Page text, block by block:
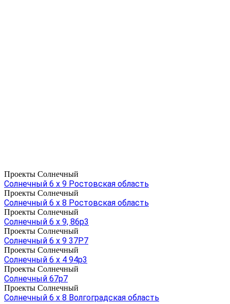
Проекты Солнечный
Солнечный 6 х 9 Ростовская область
Проекты Солнечный
Солнечный 6 х 8 Ростовская область
Проекты Солнечный
Солнечный 6 х 9, 86р3
Проекты Солнечный
Солнечный 6 х 9 37Р7
Проекты Солнечный
Солнечный 6 х 4 94р3
Проекты Солнечный
Солнечный 67р7
Проекты Солнечный
Солнечный 6 х 8 Волгоградская область